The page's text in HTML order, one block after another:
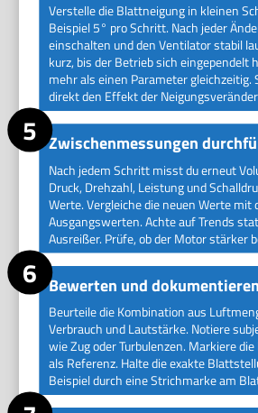
Verstelle die Blattneigung in kleinen
Beispiel 5° pro Schritt. Nach jeder
einschalten und den Ventilator stabil
kurz, bis der Betrieb sich eingependelt
mehr als einen Parameter gleichzeitig.
direkt den Effekt der
Zwischenmessungen
Nach jedem Schritt misst du erneut
Druck, Drehzahl, Leistung und
Werte. Vergleiche die neuen Werte mit
Ausgangswerten. Achte auf Trends
Ausreißer. Prüfe, ob der Motor stärker
Bewerten und dokumentieren
Beurteile die Kombination aus
Verbrauch und Lautstärke. Notiere
wie Zug oder Turbulenzen. Markiere
als Referenz. Halte die exakte
Beispiel durch eine Strichmarke am